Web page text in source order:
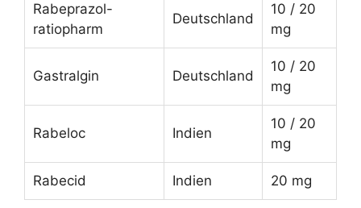
Rabeprazol-
ratiopharm
Deutschland
10 / 20
mg
Gastralgin Deutschland
10 / 20
mg
Rabeloc Indien
10 / 20
mg
Rabecid Indien 20 mg